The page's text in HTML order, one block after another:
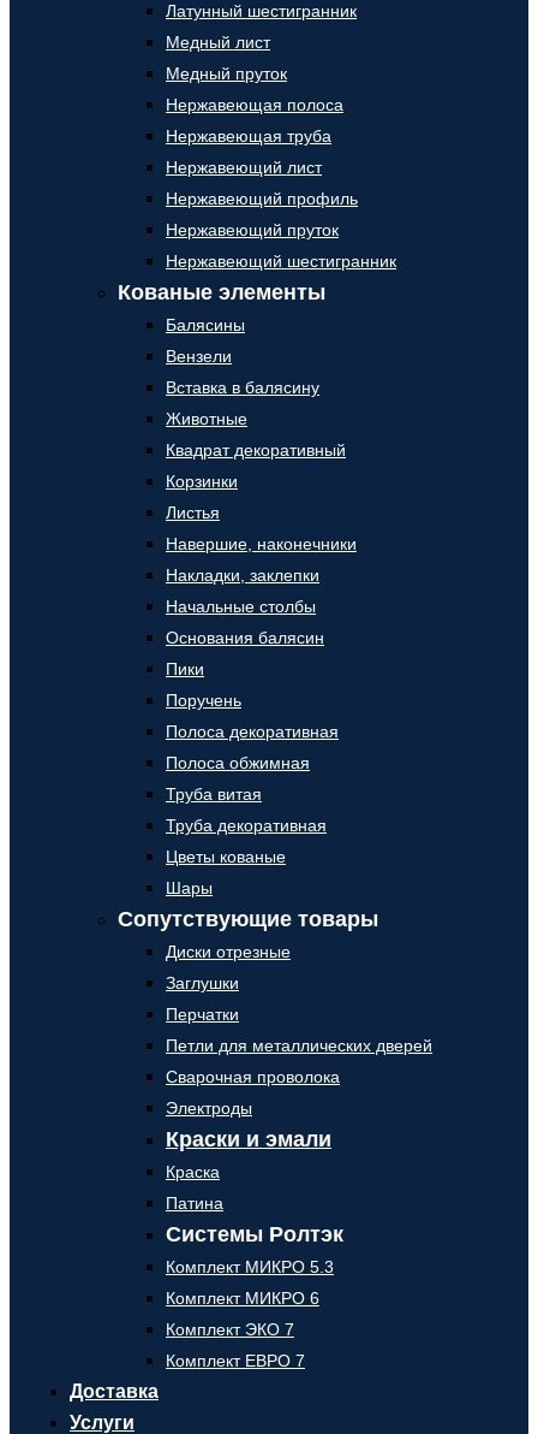
Латунный шестигранник
Медный лист
Медный пруток
Нержавеющая полоса
Нержавеющая труба
Нержавеющий лист
Нержавеющий профиль
Нержавеющий пруток
Нержавеющий шестигранник
Кованые элементы
Балясины
Вензели
Вставка в балясину
Животные
Квадрат декоративный
Корзинки
Листья
Навершие, наконечники
Накладки, заклепки
Начальные столбы
Основания балясин
Пики
Поручень
Полоса декоративная
Полоса обжимная
Труба витая
Труба декоративная
Цветы кованые
Шары
Сопутствующие товары
Диски отрезные
Заглушки
Перчатки
Петли для металлических дверей
Сварочная проволока
Электроды
Краски и эмали
Краска
Патина
Системы Ролтэк
Комплект МИКРО 5.3
Комплект МИКРО 6
Комплект ЭКО 7
Комплект ЕВРО 7
Доставка
Услуги